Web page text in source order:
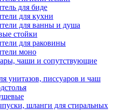
для биде
для кухни
для ванны и душа
стойки
для раковины
моно
чаши и сопутствующие
унитазов, писсуаров и чаш
шланги для стиральных